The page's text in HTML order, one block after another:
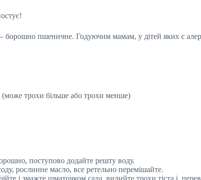
борошно пшеничне. Годуючим мамам, у дітей яких є
трохи більше або трохи менше)
поступово додайте решту воду.
рослинне масло, все ретельно перемішайте.
і змажте шматочком сала, вилийте трохи тіста і,